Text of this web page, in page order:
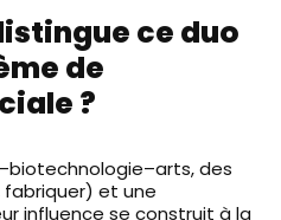
ce duo
de
?
des
et une
influence se construit à la